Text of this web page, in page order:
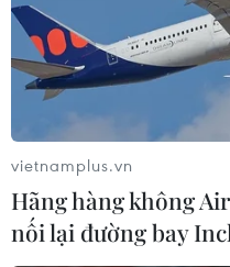
vietnamplus.vn
Hãng hàng không
nối lại đường bay